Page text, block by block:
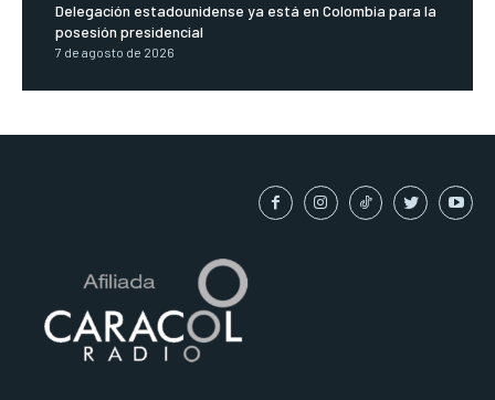
Delegación estadounidense ya está en Colombia para la
posesión presidencial
7 de agosto de 2026